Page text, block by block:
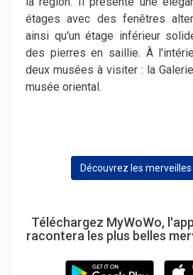
étages avec des fenêtres
ainsi qu'un étage inférieur
des pierres en saillie. À
deux musées à visiter : la
musée oriental.
Découvrez les
Téléchargez MyWoWo,
racontera les plus belles